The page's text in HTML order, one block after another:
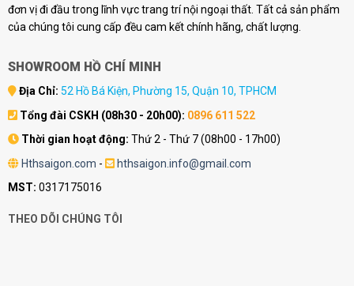
đơn vị đi đầu trong lĩnh vực trang trí nội ngoại thất. Tất cả sản phẩm
của chúng tôi cung cấp đều cam kết chính hãng, chất lượng.
SHOWROOM HỒ CHÍ MINH
Địa Chỉ: 52 Hồ Bá Kiện, Phường 15, Quận 10, TPHCM
Tổng đài CSKH (08h30 - 20h00): 0896 611 522
Thời gian hoạt động: Thứ 2 - Thứ 7 (08h00 - 17h00)
Hthsaigon.com -
hthsaigon.info@gmail.com
MST: 0317175016
THEO DÕI CHÚNG TÔI